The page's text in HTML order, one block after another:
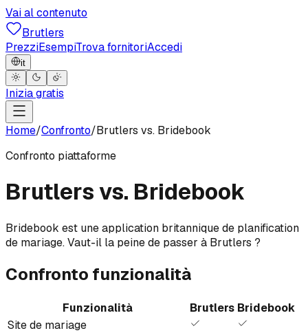
Vai al contenuto
Brutlers
PrezziEsempiTrova fornitoriAccedi
it
Inizia gratis
Home/Confronto/Brutlers vs. Bridebook
Confronto piattaforme
Brutlers vs. Bridebook
Bridebook est une application britannique de planification
de mariage. Vaut-il la peine de passer à Brutlers ?
Confronto funzionalità
Funzionalità Brutlers Bridebook
Site de mariage